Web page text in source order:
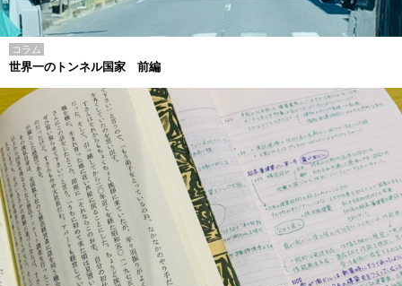
コラム
世界一のトンネル国家 前編